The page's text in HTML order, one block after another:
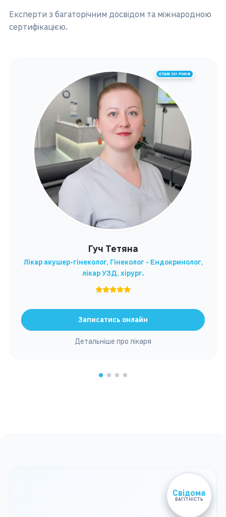
Експерти з багаторічним досвідом та міжнародною
сертифікацією.
СТАЖ 13+ РОКІВ
Гуч Тетяна
Лікар акушер-гінеколог, Гінеколог - Ендокринолог,
лікар УЗД, хірург.
Записатись онлайн
Детальніше про лікаря
Свідома
ВАГІТНІСТЬ